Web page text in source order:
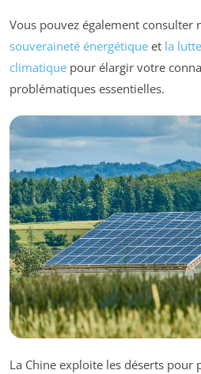
Vous pouvez également consulter
souveraineté énergétique et la
climatique pour élargir votre
problématiques essentielles.
La Chine exploite les déserts pour